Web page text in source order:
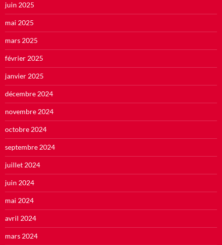
juin 2025
mai 2025
mars 2025
février 2025
janvier 2025
décembre 2024
novembre 2024
octobre 2024
septembre 2024
juillet 2024
juin 2024
mai 2024
avril 2024
mars 2024